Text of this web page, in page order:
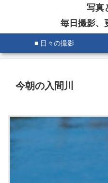
写真
毎日撮影、
■ 日々の撮影
今朝の入間川